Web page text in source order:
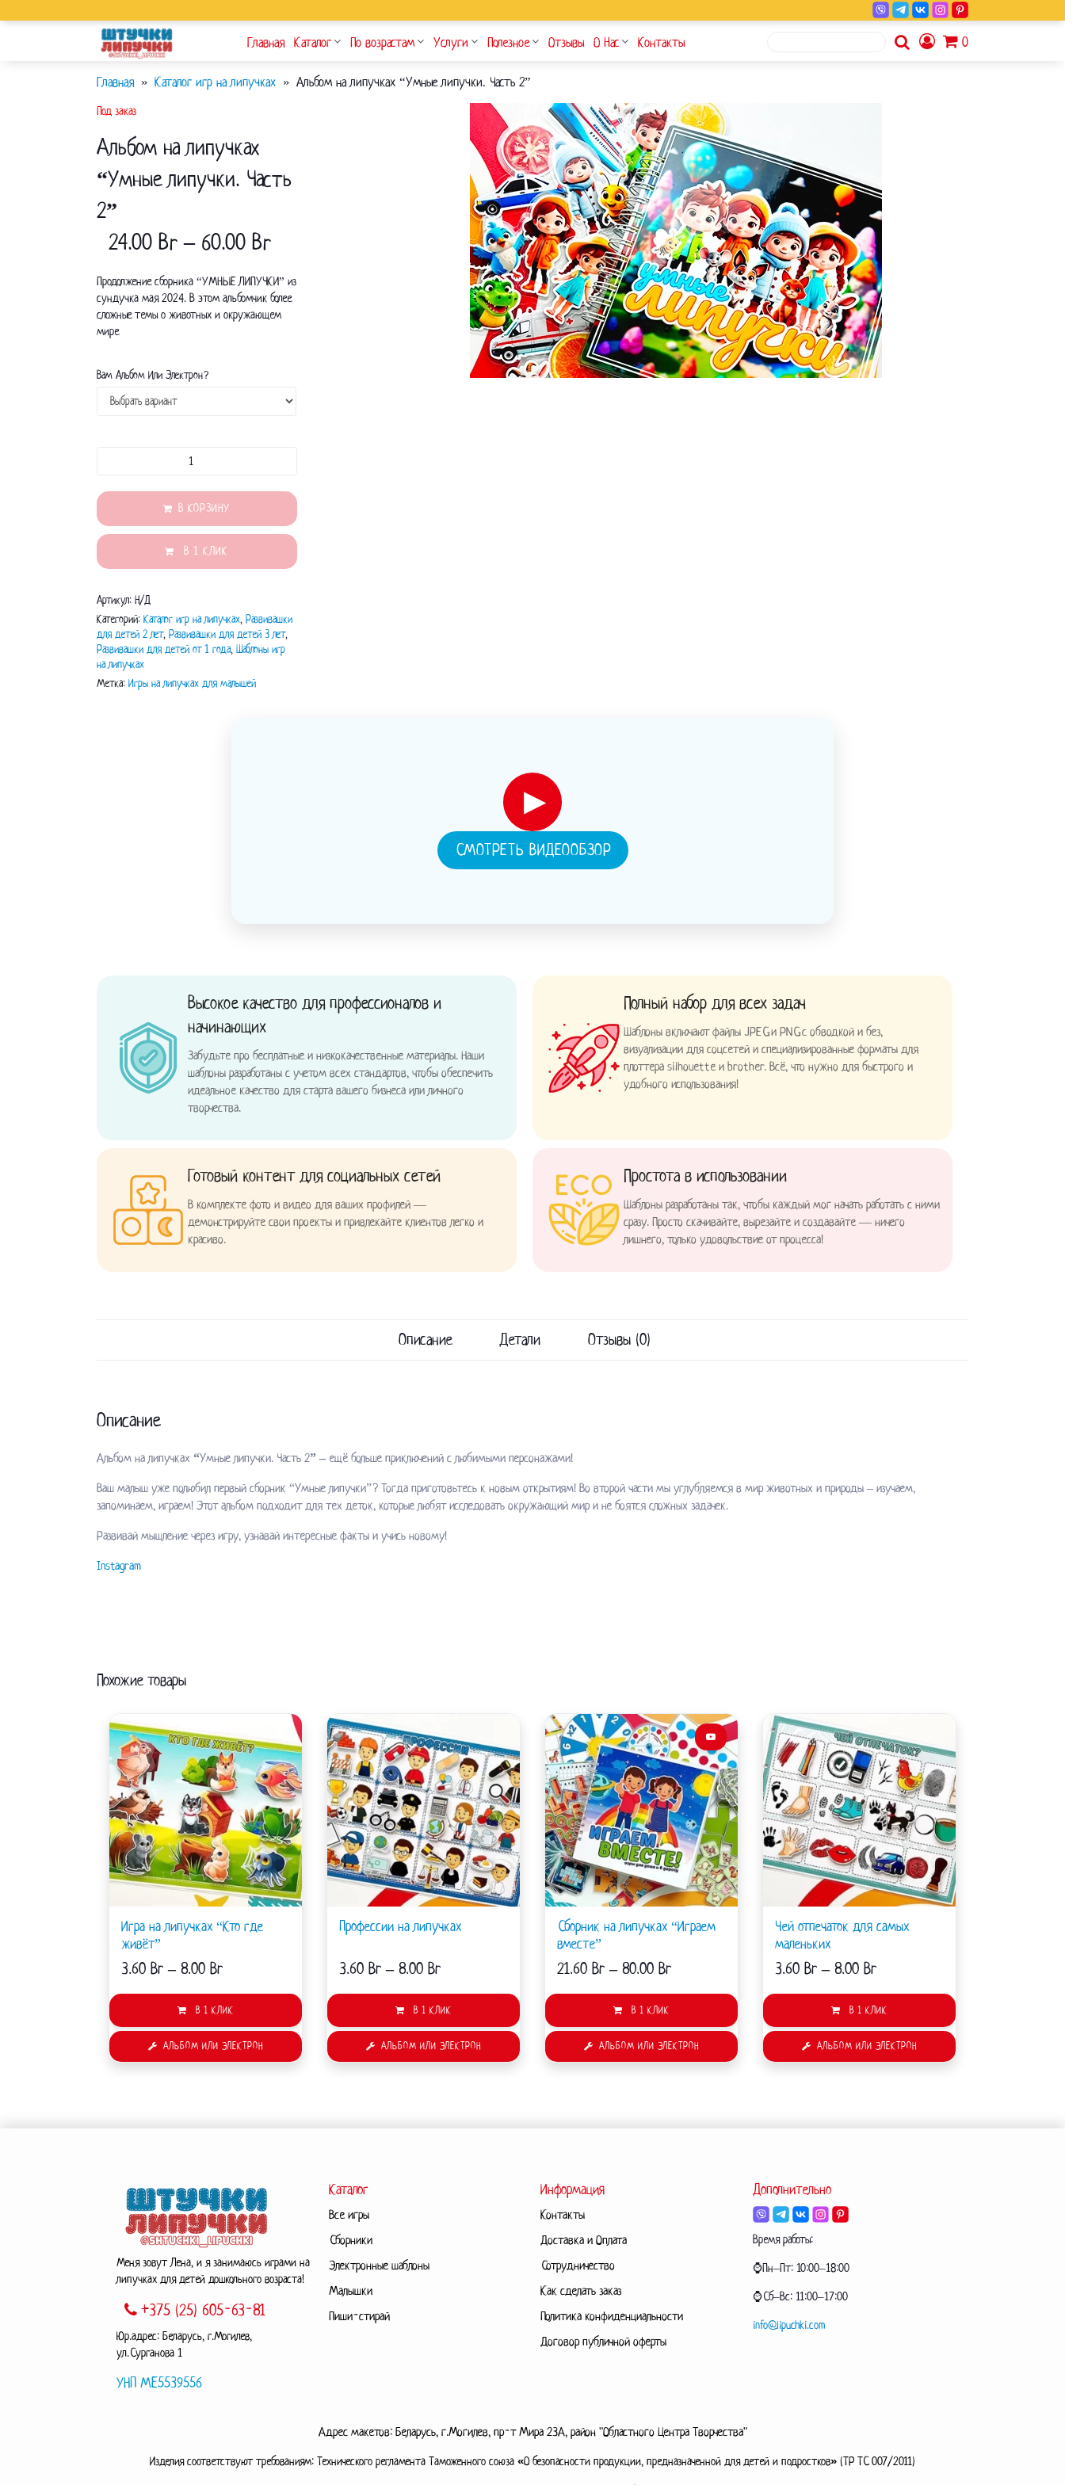
к
Главная Каталог По возрастам Услуги Полезное Отзывы О Нас Контакты 0
Главная Каталог игр на липучках Альбом на липучках “Умные липучки. Часть 2”
Под заказ
Альбом на липучках
“Умные липучки. Часть
2”
24.00 Br – 60.00 Br
Продолжение сборника “УМНЫЕ ЛИПУЧКИ” из
сундучка мая 2024. В этом альбомчик более
сложные темы о животных и окружающем
мире
Вам Альбом Или Электрон?
на
липучках
"Умные
Часть
В КОРЗИНУ
В 1 КЛИК
Артикул: Н/Д
Категорий: Каталог игр на липучках, Развивашки
для детей 2 лет, Развивашки для детей 3 лет,
Развивашки для детей от 1 года, Шаблоны игр
на липучках
Метка: Игры на липучках для малышей
▶
СМОТРЕТЬ ВИДЕООБЗОР
Высокое качество для профессионалов и
начинающих
Забудьте про бесплатные и низкокачественные материалы. Наши
шаблоны разработаны с учетом всех стандартов, чтобы обеспечить
идеальное качество для старта вашего бизнеса или личного
творчества.
Полный набор для всех задач
Шаблоны включают файлы JPEG и PNG с обводкой и без,
визуализации для соцсетей и специализированные форматы для
плоттера silhouette и brother. Всё, что нужно для быстрого и
удобного использования!
Готовый контент для социальных сетей
В комплекте фото и видео для ваших профилей —
демонстрируйте свои проекты и привлекайте клиентов легко и
красиво.
Простота в использовании
Шаблоны разработаны так, чтобы каждый мог начать работать с ними
сразу. Просто скачивайте, вырезайте и создавайте — ничего
лишнего, только удовольствие от процесса!
Описание Детали Отзывы (0)
Описание
Альбом на липучках “Умные липучки. Часть 2” – ещё больше приключений с любимыми персонажами!
Ваш малыш уже полюбил первый сборник “Умные липучки”? Тогда приготовьтесь к новым открытиям! Во второй части мы углубляемся в мир животных и природы – изучаем,
запоминаем, играем! Этот альбом подходит для тех деток, которые любят исследовать окружающий мир и не боятся сложных задачек.
Развивай мышление через игру, узнавай интересные факты и учись новому!
Instagram
Похожие товары
Игра на липучках “Кто где
живёт”
3.60 Br – 8.00 Br
В 1 КЛИК
АЛЬБОМ ИЛИ ЭЛЕКТРОН
Этот
товар
имеет
несколько
вариаций.
Опции
можно
выбрать
на
странице
товара.
Профессии на липучках
3.60 Br – 8.00 Br
В 1 КЛИК
АЛЬБОМ ИЛИ ЭЛЕКТРОН
имеет
несколько
вариаций.
Опции
можно
выбрать
на
странице
товара.
Сборник на липучках “Играем
вместе”
21.60 Br – 80.00 Br
В 1 КЛИК
АЛЬБОМ ИЛИ ЭЛЕКТРОН
Этот
товар
имеет
несколько
вариаций.
Опции
можно
выбрать
на
странице
товара.
Чей отпечаток для самых
маленьких
3.60 Br – 8.00 Br
В 1 КЛИК
АЛЬБОМ ИЛИ ЭЛЕКТРОН
имеет
несколько
вариаций.
Опции
можно
выбрать
на
странице
товара.
Меня зовут Лена, и я занимаюсь играми на
липучках для детей дошкольного возраста!
+375 (25) 605-63-81
Юр.адрес: Беларусь, г.Могилев,
ул.Сурганова 1
УНП МЕ5539556
Каталог
Все игры
Сборники
Электронные шаблоны
Малышки
Пиши-стирай
Информация
Контакты
Доставка и Оплата
Сотрудничество
Как сделать заказ
Политика конфиденциальности
Договор публичной оферты
Дополнительно
Время работы:
⌚Пн–Пт: 10:00–18:00
⌚Сб–Вс: 11:00–17:00
info@lipuchki.com
Адрес макетов: Беларусь, г.Могилев, пр-т Мира 23А, район "Областного Центра Творчества"
Изделия соответствуют требованиям: Технического регламента Таможенного союза «О безопасности продукции, предназначенной для детей и подростков» (ТР ТС 007/2011)